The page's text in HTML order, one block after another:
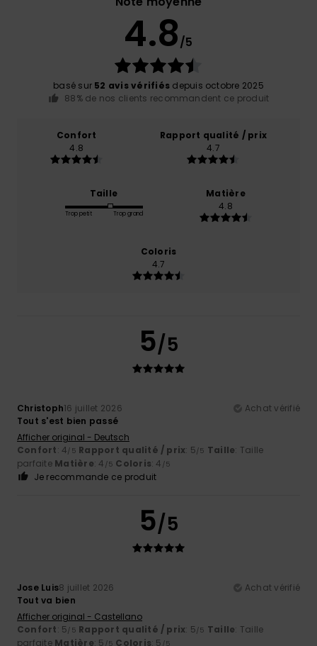
4.8/5
basé sur 52 avis vérifiés depuis octobre 2025
88% de nos clients recommandent ce produit
Confort
4.8
Rapport qualité / prix
4.7
Taille
Trop petit Trop grand
Matière
4.8
Coloris
4.7
5/5
Christoph16 juillet 2026
Achat vérifié
Tout s'est bien passé
Afficher original - Deutsch
Confort: 4/5 Rapport qualité / prix: 5/5 Taille: Taille
parfaite Matière: 4 /5 Coloris: 4 /5
Je recommande ce produit
5/5
Jose Luis8 juillet 2026
Achat vérifié
Tout va bien
Afficher original - Castellano
Confort: 5/5 Rapport qualité / prix: 5/5 Taille: Taille
parfaite Matière: 5 /5 Coloris: 5 /5